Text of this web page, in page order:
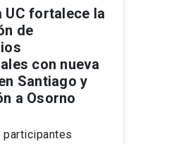
UC fortalece la
de
con nueva
Santiago y
a Osorno
participantes